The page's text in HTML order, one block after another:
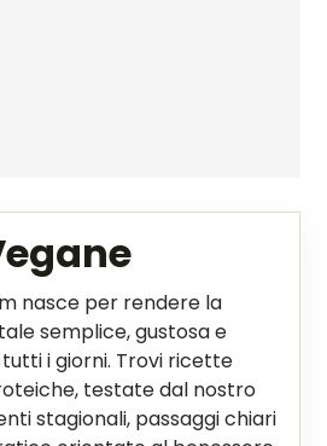
nasce per rendere la
semplice, gustosa e
i giorni. Trovi ricette
testate dal nostro
stagionali, passaggi chiari